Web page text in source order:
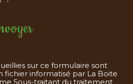
sur ce formulaire sont
fichier informatisé par La Boite
Sous-traitant du traitement